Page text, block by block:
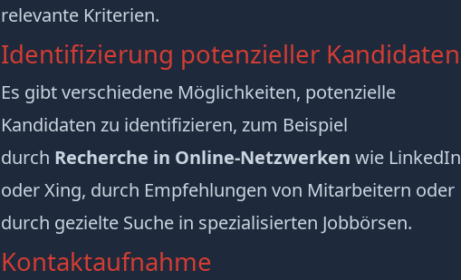
relevante Kriterien.
Identifizierung potenzieller Kandidaten
Es gibt verschiedene Möglichkeiten, potenzielle
Kandidaten zu identifizieren, zum Beispiel
durch Recherche in Online-Netzwerken wie LinkedIn
oder Xing, durch Empfehlungen von Mitarbeitern oder
durch gezielte Suche in spezialisierten Jobbörsen.
Kontaktaufnahme